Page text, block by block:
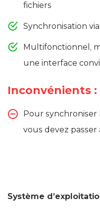
fichiers
Synchronisation
Multifonctionnel,
une interface
Inconvénients :
Pour synchroniser
vous devez passer
Système